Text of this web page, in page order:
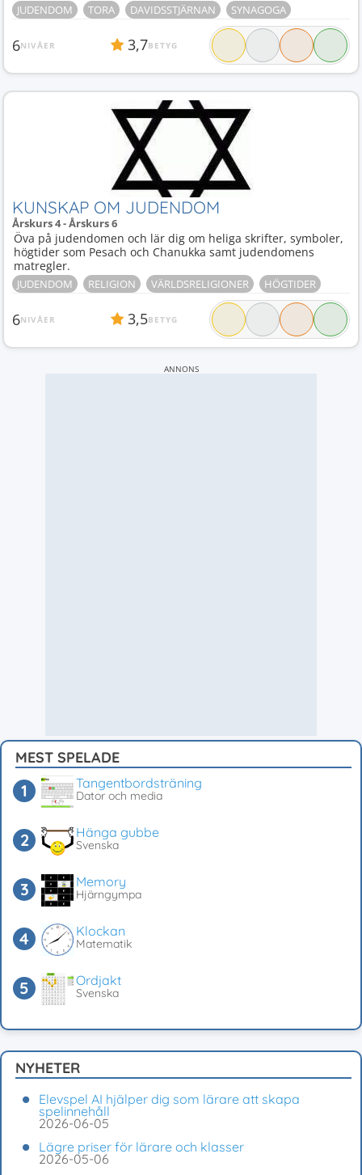
JUDENDOM TORA DAVIDSSTJÄRNAN SYNAGOGA
6NIVÅER 3,7BETYG
KUNSKAP OM JUDENDOM
Årskurs 4 - Årskurs 6
Öva på judendomen och lär dig om heliga skrifter, symboler,
högtider som Pesach och Chanukka samt judendomens
matregler.
JUDENDOM RELIGION VÄRLDSRELIGIONER HÖGTIDER
6NIVÅER 3,5BETYG
ANNONS
MEST SPELADE
Tangentbordsträning
Dator och media
Hänga gubbe
Svenska
Memory
Hjärngympa
Klockan
Matematik
Ordjakt
Svenska
NYHETER
Elevspel AI hjälper dig som lärare att skapa
spelinnehåll
2026-06-05
Lägre priser för lärare och klasser
2026-05-06